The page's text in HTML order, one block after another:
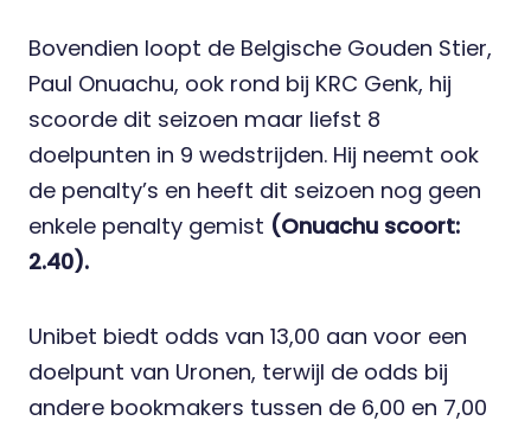
Bovendien loopt de Belgische Gouden Stier,
Paul Onuachu, ook rond bij KRC Genk, hij
scoorde dit seizoen maar liefst 8
doelpunten in 9 wedstrijden. Hij neemt ook
de penalty’s en heeft dit seizoen nog geen
enkele penalty gemist (Onuachu scoort:
2.40).
Unibet biedt odds van 13,00 aan voor een
doelpunt van Uronen, terwijl de odds bij
andere bookmakers tussen de 6,00 en 7,00